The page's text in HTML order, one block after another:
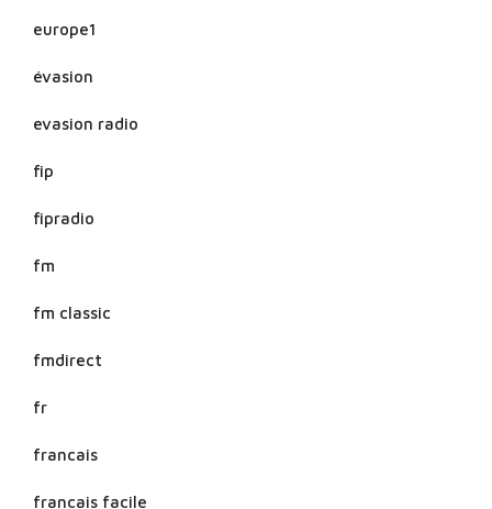
europe1
évasion
evasion radio
fip
fipradio
fm
fm classic
fmdirect
fr
francais
francais facile